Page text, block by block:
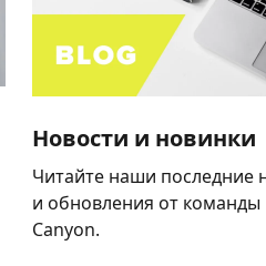
Новости и новинки
Читайте наши последние
и обновления от команды
Canyon.